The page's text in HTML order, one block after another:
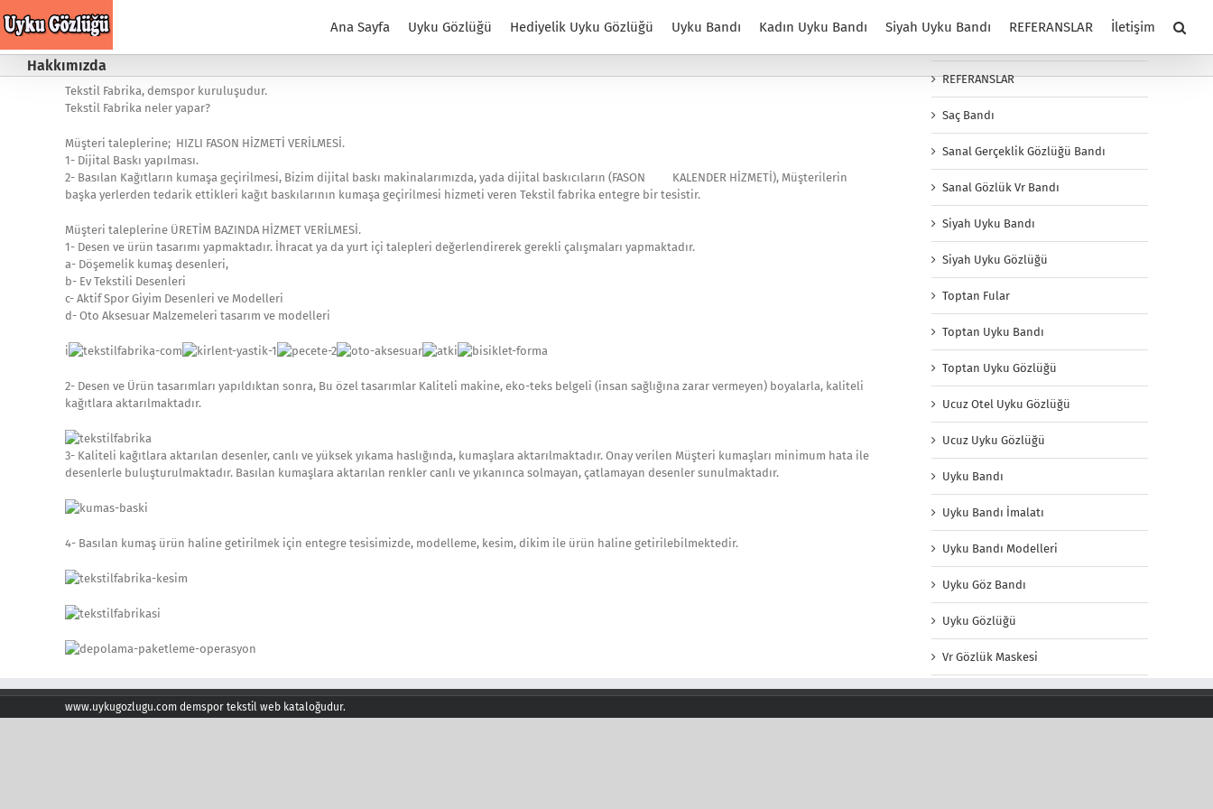
to
Ana Sayfa Uyku Gözlüğü Hediyelik Uyku Gözlüğü Uyku Bandı Kadın Uyku Bandı Siyah Uyku Bandı REFERANSLAR İletişim
Hakkımızda
Tekstil Fabrika, demspor kuruluşudur.
Tekstil Fabrika neler yapar?
Müşteri taleplerine; HIZLI FASON HİZMETİ VERİLMESİ.
1- Dijital Baskı yapılması.
2- Basılan Kağıtların kumaşa geçirilmesi, Bizim dijital baskı makinalarımızda, yada dijital baskıcıların (FASON KALENDER HİZMETİ), Müşterilerin
başka yerlerden tedarik ettikleri kağıt baskılarının kumaşa geçirilmesi hizmeti veren Tekstil fabrika entegre bir tesistir.
Müşteri taleplerine ÜRETİM BAZINDA HİZMET VERİLMESİ.
1- Desen ve ürün tasarımı yapmaktadır. İhracat ya da yurt içi talepleri değerlendirerek gerekli çalışmaları yapmaktadır.
a- Döşemelik kumaş desenleri,
b- Ev Tekstili Desenleri
c- Aktif Spor Giyim Desenleri ve Modelleri
d- Oto Aksesuar Malzemeleri tasarım ve modelleri
i
2- Desen ve Ürün tasarımları yapıldıktan sonra, Bu özel tasarımlar Kaliteli makine, eko-teks belgeli (insan sağlığına zarar vermeyen) boyalarla, kaliteli
kağıtlara aktarılmaktadır.
3- Kaliteli kağıtlara aktarılan desenler, canlı ve yüksek yıkama haslığında, kumaşlara aktarılmaktadır. Onay verilen Müşteri kumaşları minimum hata ile
desenlerle buluşturulmaktadır. Basılan kumaşlara aktarılan renkler canlı ve yıkanınca solmayan, çatlamayan desenler sunulmaktadır.
4- Basılan kumaş ürün haline getirilmek için entegre tesisimizde, modelleme, kesim, dikim ile ürün haline getirilebilmektedir.
REFERANSLAR
Saç Bandı
Sanal Gerçeklik Gözlüğü Bandı
Sanal Gözlük Vr Bandı
Siyah Uyku Bandı
Siyah Uyku Gözlüğü
Toptan Fular
Toptan Uyku Bandı
Toptan Uyku Gözlüğü
Ucuz Otel Uyku Gözlüğü
Ucuz Uyku Gözlüğü
Uyku Bandı
Uyku Bandı İmalatı
Uyku Bandı Modelleri
Uyku Göz Bandı
Uyku Gözlüğü
Vr Gözlük Maskesi
www.uykugozlugu.com demspor tekstil web kataloğudur.